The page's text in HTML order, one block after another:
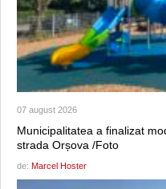
07 august 2026
Municipalitatea a finalizat
strada Orșova /Foto
de: Marcel Hoster